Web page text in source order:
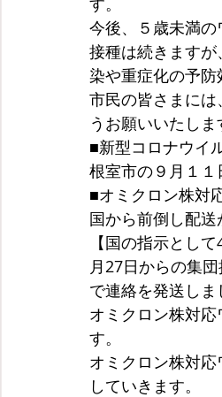
今後、５歳未満
接種は続きます
染や重症化の予防
市民の皆さまに
うお願いいたしま
■新型コロナウイ
根室市の９月１１
■オミクロン株対
国から前倒し配送
【国の指示とし
月27日からの集
で連絡を発送しま
オミクロン株対
す。
オミクロン株対
していきます。